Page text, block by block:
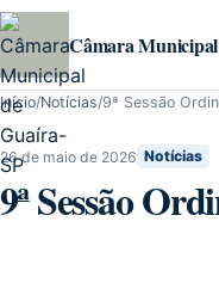
Pular para o conteúdo
Câmara
Início/Notícias/9ª Sessão
26 de maio de 2026 Notícias
9ª Sessão